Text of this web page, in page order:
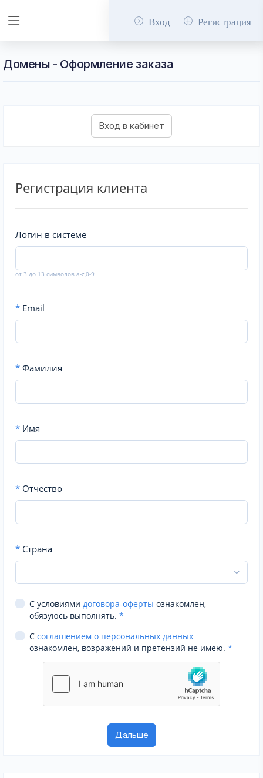
Вход Регистрация
Домены - Оформление заказа
Регистрация клиента
Логин в системе
от 3 до 13 символов a-z,0-9
* Email
* Фамилия
* Имя
* Отчество
* Страна
С условиями договора-оферты ознакомлен,
обязуюсь выполнять. *
С соглашением о персональных данных
ознакомлен, возражений и претензий не имею. *